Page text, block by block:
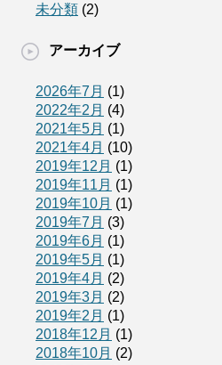
未分類 (2)
アーカイブ
2026年7月 (1)
2022年2月 (4)
2021年5月 (1)
2021年4月 (10)
2019年12月 (1)
2019年11月 (1)
2019年10月 (1)
2019年7月 (3)
2019年6月 (1)
2019年5月 (1)
2019年4月 (2)
2019年3月 (2)
2019年2月 (1)
2018年12月 (1)
2018年10月 (2)